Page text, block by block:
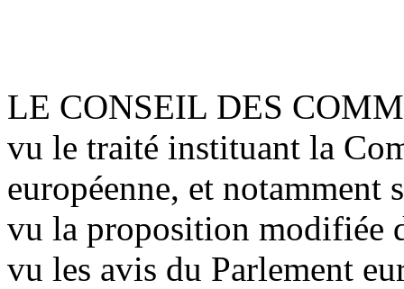
LE CONSEIL DES
vu le traité instituant la
européenne, et notamment
vu la proposition modifiée
vu les avis du Parlement